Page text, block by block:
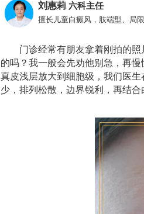
刘惠莉 六科主任
擅长儿童白癜风，肢端型、局
门诊经常有朋友拿着刚拍的
的吗？我一般会先劝他别急，再
真皮浅层放大到细胞级，我们医
少，排列松散，边界锐利，再结